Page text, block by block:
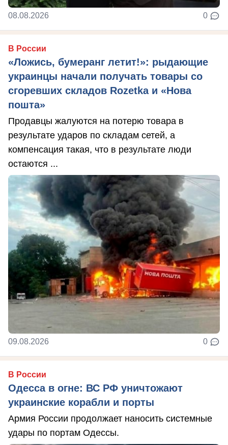
08.08.2026 0
В России
«Ложись, бумеранг летит!»: рыдающие
украинцы начали получать товары со
сгоревших складов Rozetka и «Нова
пошта»
Продавцы жалуются на потерю товара в
результате ударов по складам сетей, а
компенсация такая, что в результате люди
остаются ...
09.08.2026 0
В России
Одесса в огне: ВС РФ уничтожают
украинские корабли и порты
Армия России продолжает наносить системные
удары по портам Одессы.